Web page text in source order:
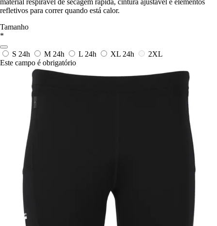
material respirável de secagem rápida, cintura ajustável e elementos
refletivos para correr quando está calor.
Tamanho
*
S 24h M 24h L 24h XL 24h
2XL
Este campo é obrigatório